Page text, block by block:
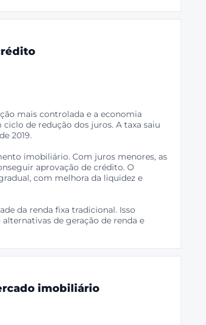
mais controlada e a economia
de redução dos juros. A taxa saiu
2019.
imobiliário. Com juros menores, as
aprovação de crédito. O
com melhora da liquidez e
da renda fixa tradicional. Isso
de geração de renda e
imobiliário